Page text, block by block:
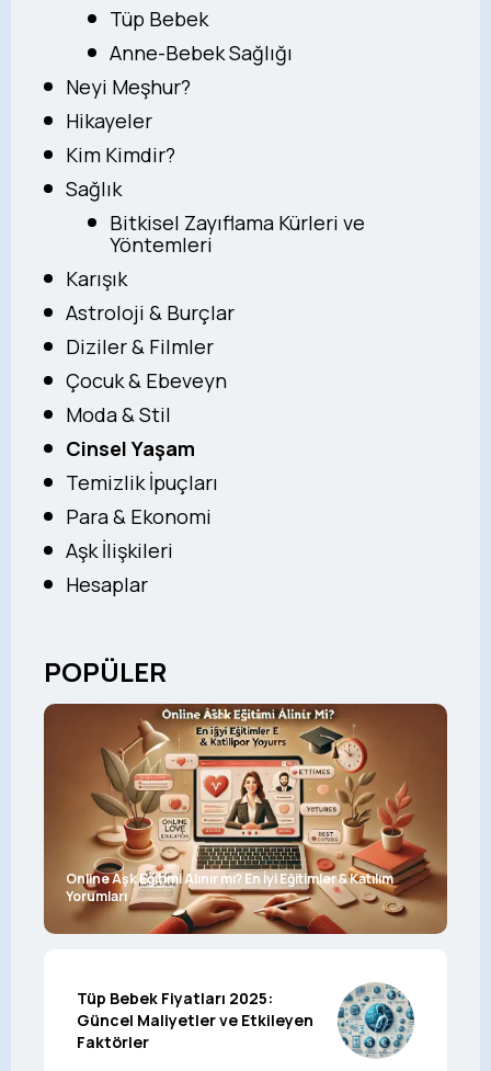
Tüp Bebek
Anne-Bebek Sağlığı
Neyi Meşhur?
Hikayeler
Kim Kimdir?
Sağlık
Bitkisel Zayıflama Kürleri ve
Yöntemleri
Karışık
Astroloji & Burçlar
Diziler & Filmler
Çocuk & Ebeveyn
Moda & Stil
Cinsel Yaşam
Temizlik İpuçları
Para & Ekonomi
Aşk İlişkileri
Hesaplar
POPÜLER
Online Aşk Eğitimi Alınır mı? En İyi Eğitimler & Katılım
Yorumları
Tüp Bebek Fiyatları 2025:
Güncel Maliyetler ve Etkileyen
Faktörler